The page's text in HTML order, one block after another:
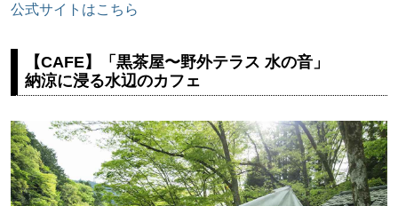
公式サイトはこちら
【CAFE】「黒茶屋〜野外テラス 水の音」
納涼に浸る水辺のカフェ